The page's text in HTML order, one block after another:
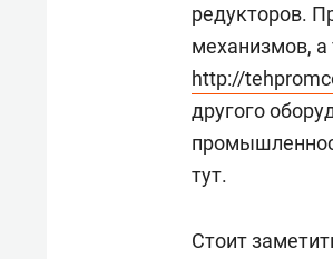
редукторов.
механизмов, а
http://
другого
тут.
Стоит
ниндзя-зал: как ТРЦ
стал Меккой для